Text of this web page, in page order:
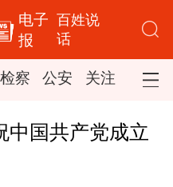
电子
报
百姓说
话
检察 公安 关注 司法
中国共产党成立